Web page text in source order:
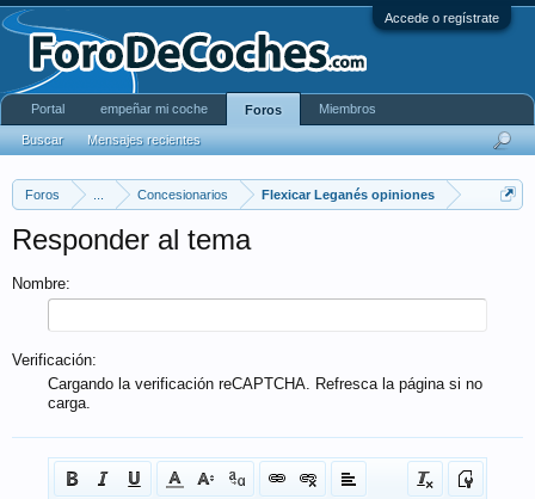
Accede o regístrate
Foros Concesionarios Flexicar Leganés opiniones
Responder al tema
Nombre:
Verificación:
Cargando la verificación reCAPTCHA. Refresca la página si no
carga.
Portal empeñar mi coche Foros
Buscar Mensajes recientes
Miembros